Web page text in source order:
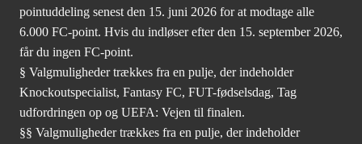
pointuddeling senest den 15. juni 2026 for at modtage alle
6.000 FC-point. Hvis du indløser efter den 15. september 2026,
får du ingen FC-point.
§ Valgmuligheder trækkes fra en pulje, der indeholder
Knockoutspecialist, Fantasy FC, FUT-fødselsdag, Tag
udfordringen op og UEFA: Vejen til finalen.
§§ Valgmuligheder trækkes fra en pulje, der indeholder